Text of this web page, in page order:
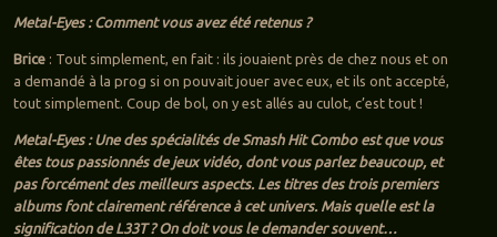
Metal-Eyes : Comment vous avez été retenus ?
Brice : Tout simplement, en fait : ils jouaient près de chez nous et on
a demandé à la prog si on pouvait jouer avec eux, et ils ont accepté,
tout simplement. Coup de bol, on y est allés au culot, c’est tout !
Metal-Eyes : Une des spécialités de Smash Hit Combo est que vous
êtes tous passionnés de jeux vidéo, dont vous parlez beaucoup, et
pas forcément des meilleurs aspects. Les titres des trois premiers
albums font clairement référence à cet univers. Mais quelle est la
signification de L33T ? On doit vous le demander souvent…